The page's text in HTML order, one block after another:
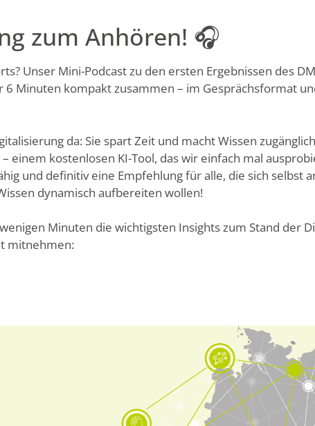
zum Anhören! 🎧
Unser Mini-Podcast zu den ersten Ergebnissen des
6 Minuten kompakt zusammen – im Gesprächsformat
da: Sie spart Zeit und macht Wissen
einem kostenlosen KI-Tool, das wir einfach mal
und definitiv eine Empfehlung für alle, die sich selbst
dynamisch aufbereiten wollen!
Minuten die wichtigsten Insights zum Stand der
mitnehmen: